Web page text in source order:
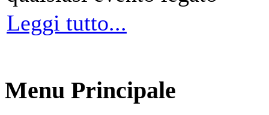
Leggi tutto...
Menu Principale